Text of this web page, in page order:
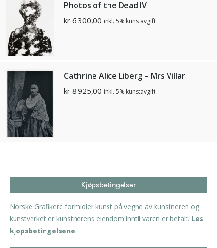
Photos of the Dead IV
kr 6.300,00 inkl. 5% kunstavgift
Cathrine Alice Liberg – Mrs Villar
kr 8.925,00 inkl. 5% kunstavgift
Kjøpsbetingelser
Norske Grafikere formidler kunst på vegne av kunstneren og
kunstverket er kunstnerens eiendom inntil varen er betalt. Les
kjøpsbetingelsene